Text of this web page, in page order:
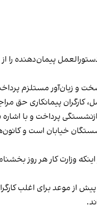
پیمان‌دهنده
و زیان‌آور مستلزم
پیمانکاری حق
انتقاد از کانون‌های
خیابان است و
با ایلنا با ابراز تاسف از
دیگر امیدی به بازنشستگی